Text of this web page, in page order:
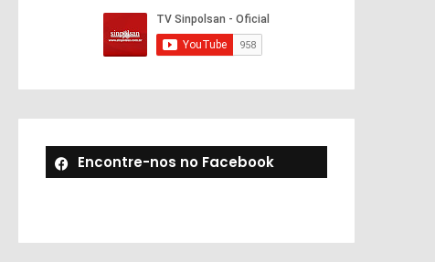
Encontre-nos no Facebook